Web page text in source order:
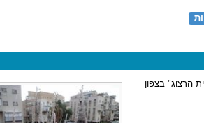
הרצוג" בצפון